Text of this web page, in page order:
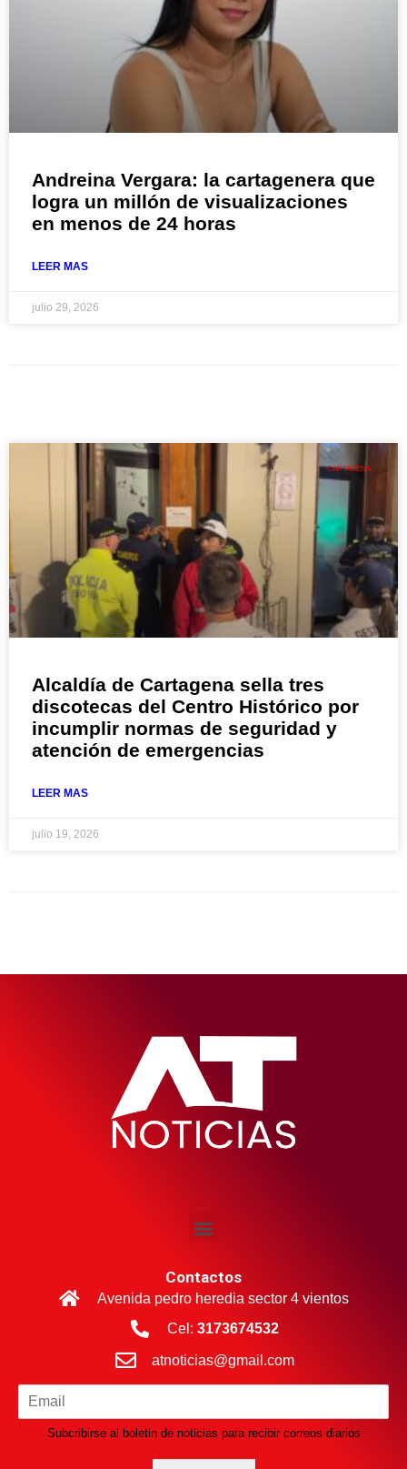
Andreina Vergara: la cartagenera que
logra un millón de visualizaciones
en menos de 24 horas
LEER MAS
julio 29, 2026
CARTAGENA
Alcaldía de Cartagena sella tres
discotecas del Centro Histórico por
incumplir normas de seguridad y
atención de emergencias
LEER MAS
julio 19, 2026
Contactos
Avenida pedro heredia sector 4 vientos
Cel: 3173674532
atnoticias@gmail.com
Subcribirse al boletin de noticias para recibir correos diarios